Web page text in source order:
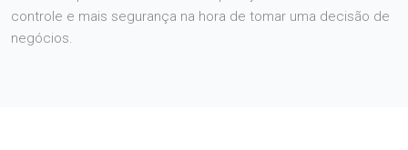
controle e mais segurança na hora de tomar uma decisão de
negócios.